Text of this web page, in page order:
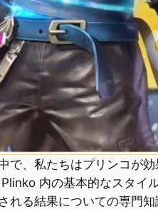
で、私たちはプリンコが
内の基本的なスタイ
れる結果についての専門